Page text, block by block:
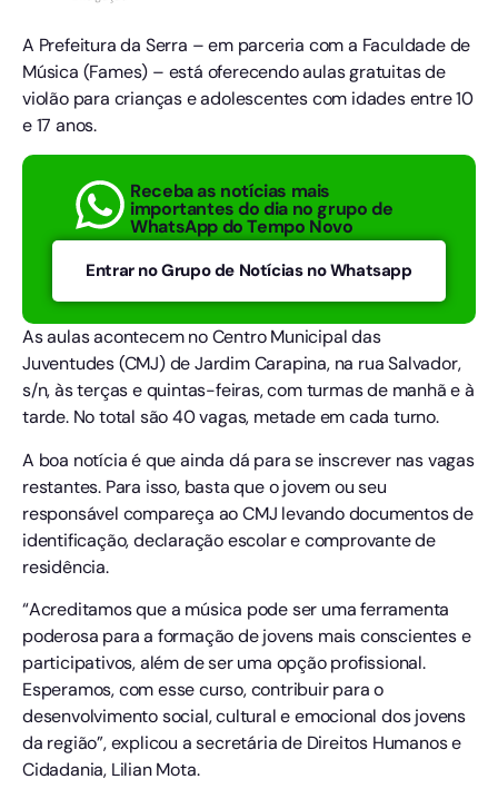
A Prefeitura da Serra – em parceria com a Faculdade de
Música (Fames) – está oferecendo aulas gratuitas de
violão para crianças e adolescentes com idades entre 10
e 17 anos.
Receba as notícias mais
importantes do dia no grupo de
WhatsApp do Tempo Novo
Entrar no Grupo de Notícias no Whatsapp
As aulas acontecem no Centro Municipal das
Juventudes (CMJ) de Jardim Carapina, na rua Salvador,
s/n, às terças e quintas-feiras, com turmas de manhã e à
tarde. No total são 40 vagas, metade em cada turno.
A boa notícia é que ainda dá para se inscrever nas vagas
restantes. Para isso, basta que o jovem ou seu
responsável compareça ao CMJ levando documentos de
identificação, declaração escolar e comprovante de
residência.
“Acreditamos que a música pode ser uma ferramenta
poderosa para a formação de jovens mais conscientes e
participativos, além de ser uma opção profissional.
Esperamos, com esse curso, contribuir para o
desenvolvimento social, cultural e emocional dos jovens
da região”, explicou a secretária de Direitos Humanos e
Cidadania, Lilian Mota.